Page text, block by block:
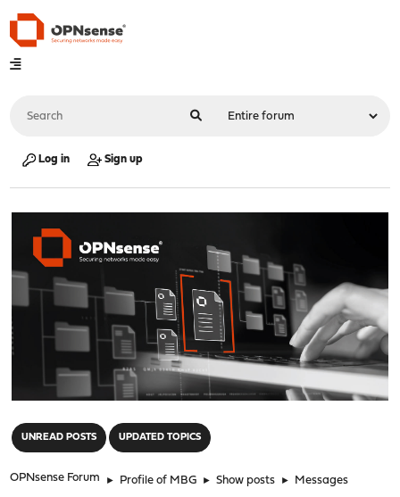
Log in Sign up
UNREAD POSTS UPDATED TOPICS
OPNsense Forum ► Profile of MBG ► Show posts ► Messages